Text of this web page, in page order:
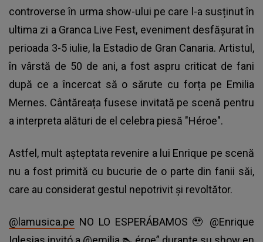
controverse în urma show-ului pe care l-a susținut în
ultima zi a Granca Live Fest, eveniment desfășurat în
perioada 3-5 iulie, la Estadio de Gran Canaria. Artistul,
în vârstă de 50 de ani, a fost aspru criticat de fani
după ce a încercat să o sărute cu forța pe Emilia
Mernes. Cântăreața fusese invitată pe scenă pentru
a interpreta alături de el celebra piesă "Héroe".
Astfel, mult așteptata revenire a lui Enrique pe scenă
nu a fost primită cu bucurie de o parte din fanii săi,
care au considerat gestul nepotrivit și revoltător.
@lamusica.pe NO LO ESPERÁBAMOS 🥹 @Enrique